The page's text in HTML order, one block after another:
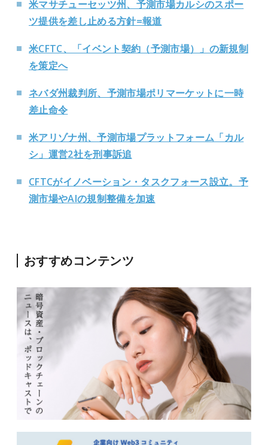
米マサチューセッツ州、予測市場カルシのスポー
ツ提供を差し止める方針=報道
米CFTC、「イベント契約（予測市場）」の新規制
を策定へ
ネバダ州裁判所、予測市場ポリマーケットに一時
差止命令
米アリゾナ州、予測市場プラットフォーム「カル
シ」運営2社を刑事訴追
CFTCがイノベーション・タスクフォース設立。予
測市場やAIの規制整備を加速
おすすめコンテンツ